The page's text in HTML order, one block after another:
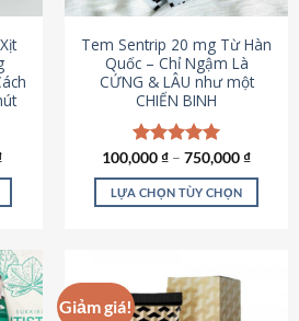
thể
chọn
trên
trang
sản
phẩm
Giá
tại
Tem Sentrip 20 mg Từ Hàn
Quốc – Chỉ Ngậm Là
CỨNG & LÂU như một
CHIẾN BINH
Được xếp
hạng5.00
5 sao
100,000₫ – 750,000₫
LỰA CHỌN TÙY CHỌN
có
nhiều
Giảm giá!